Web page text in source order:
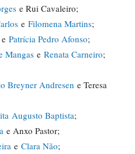
e Rui Cavaleiro;
e Filomena Martins;
e Patrícia Pedro Afonso;
Mangas e Renata Carneiro;
Breyner Andresen e Teresa
Augusto Baptista;
e Anxo Pastor;
e Clara Não;